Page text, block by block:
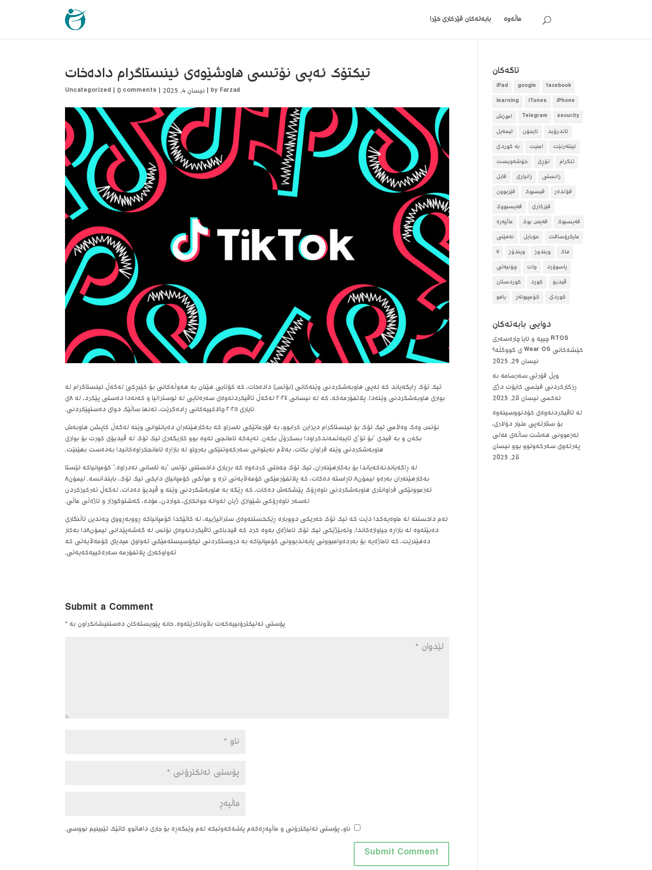
ماڵەوە بابەتەکان فێرکاری خێرا
تیکتۆک ئەپی نۆتسی هاوشێوەی ئینستاگرام دادەخات
by Farzad
| نیسان 4, 2025 |
Uncategorized | 0 comments
تیک تۆک ڕایگەیاند کە ئەپی هاوبەشکردنی وێنەکانی (نۆتس) دادەخات، کە کۆتایی هێنان بە هەوڵەکانی بۆ کێبڕکێ لەگەڵ ئینستاگرام لە
بواری هاوبەشکردنی وێنەدا. پلاتفۆرمەکە، کە لە نیسانی ٢٠٢٤ لەگەڵ تاقیکردنەوەی سەرەتایی لە ئوسترالیا و کەنەدا دەستی پێکرد، لە ٨ی
ئایاری ٢٠٢٥ چالاکییەکانی ڕادەگرێت، تەنها ساڵێک دوای دەستپێکردنی.
نۆتس وەک وەڵامی تیک تۆک بۆ ئینستاگرام دیزاین کرابوو، بە فۆرماتێکی ناسراو کە بەکارهێنەران دەیانتوانی وێنە لەگەڵ کاپشن هاوبەش
بکەن و بە فیدی ‘بۆ تۆ’ی تایبەتمەندکراودا بسکرۆڵ بکەن. ئەپەکە ئامانجی ئەوە بوو کاریگەری تیک تۆک لە ڤیدیۆی کورت بۆ بواری
هاوبەشکردنی وێنە فراوان بکات، بەڵام نەیتوانی سەرکەوتنێکی بەرچاو لە بازاڕە ئامانجکراوەکانیدا بەدەست بهێنێت.
لە ڕاگەیاندنەکەیاندا بۆ بەکارهێنەران، تیک تۆک جەختی کردەوە کە بڕیاری داخستنی نۆتس ‘بە ئاسانی نەدراوە.’ کۆمپانیاکە ئێستا
بەکارهێنەران بەرەو لیمۆن٨ ئاڕاستە دەکات، کە پلاتفۆرمێکی کۆمەڵایەتی ترە و موڵکی کۆمپانیای دایکی تیک تۆک، بایتدانسە. لیمۆن٨
ئەزموونێکی فراوانتری هاوبەشکردنی ناوەڕۆک پێشکەش دەکات، کە ڕێگە بە هاوبەشکردنی وێنە و ڤیدیۆ دەدات، لەگەڵ تەرکیزکردن
لەسەر ناوەڕۆکی شێوازی ژیان لەوانە جوانکاری، خواردن، مۆدە، گەشتوگوزار و ئاژەڵی ماڵی.
ئەم داخستنە لە ماوەیەکدا دێت کە تیک تۆک خەریکی دووبارە ڕێکخستنەوەی ستراتیژییە، لە کاتێکدا کۆمپانیاکە ڕووبەڕووی چەندین ئاڵنگاری
دەبێتەوە لە بازاڕە جیاوازەکاندا. وتەبێژێکی تیک تۆک ئاماژەی بەوە کرد کە فیدباکی تاقیکردنەوەی نۆتس لە گەشەپێدانی لیمۆن٨دا بەکار
دەهێنرێت، کە ئاماژەیە بۆ بەردەوامبوونی پابەندبوونی کۆمپانیاکە بە دروستکردنی ئیکۆسیستەمێکی تەواوی میدیای کۆمەڵایەتی کە
تەواوکەری پلاتفۆرمە سەرەکییەکەیەتی.
Submit a Comment
پۆستی ئەلیکترۆنییەکەت بڵاوناکرێتەوە. خانە پێویستەکان دەستنیشانکراون بە *
ناو، پۆستی ئەلیکترۆنی و ماڵپەڕەکەم پاشەکەوتبکە لەم وێبگەڕە بۆ جاری داهاتوو کاتێک تێبینیم نووسی.
تاگه‌كان
facebook
google
iPad
iPhone
iTunes
learning
security
Telegram
آموزش
ئاندرۆید
ئایفۆن
ئیمەیل
ئینتەرنێت
امنیت
بە کوردی
تلگرام
تۆڕی
خۆشەویست
زانستی
زانیاری
فایل
فۆلده‌ر
فیسبوک
فێربوون
فێرکاری
فەیسبووک
فەیسبوک
فەیس بوک
ماڵپەرە
مایکرۆسافت
مۆبایل
نەهێنی
هاک
ویندوز ویندۆز
٧
پاسوۆرد
چات
چۆنیەتی
ڤیدیۆ
کورد
کوردستان
کوردی
کۆمپیوتەر یاهو
دوایی بابه‌ته‌كان
RTOS چییە و ئایا چارەسەری
کێشەکانی Wear OS ی گووگڵە؟
نیسان 29, 2025
ویڵ فۆرتی سەرسامە بە
ڕزگارکردنی فیلمی کایۆت دژی
ئەکمی نیسان 28, 2025
لە تاقیکردنەوەی کۆدنووسینەوە
بۆ ستارتەپی ملیار دۆلاری،
ئەزموونی هەشت ساڵەی عەلی
پەرتەوی سەرکەوتوو بوو نیسان
28, 2025